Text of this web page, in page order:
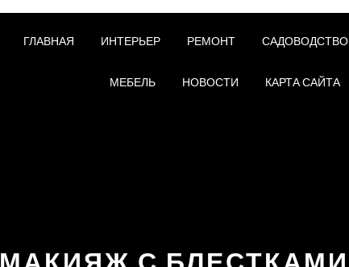
ГЛАВНАЯ ИНТЕРЬЕР РЕМОНТ САДОВОДСТВО
МЕБЕЛЬ НОВОСТИ КАРТА САЙТА